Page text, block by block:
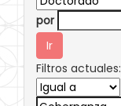
por
Filtros actuales: